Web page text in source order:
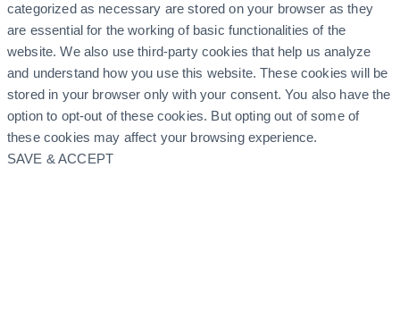
categorized as necessary are stored on your browser as they
are essential for the working of basic functionalities of the
website. We also use third-party cookies that help us analyze
and understand how you use this website. These cookies will be
stored in your browser only with your consent. You also have the
option to opt-out of these cookies. But opting out of some of
these cookies may affect your browsing experience.
SAVE & ACCEPT